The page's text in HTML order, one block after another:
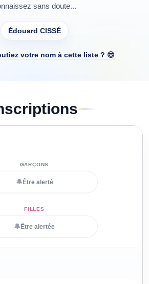
sans doute...
Édouard CISSÉ
votre nom à cette liste ? 😎
🔔 Être alerté
🔔 Être alertée